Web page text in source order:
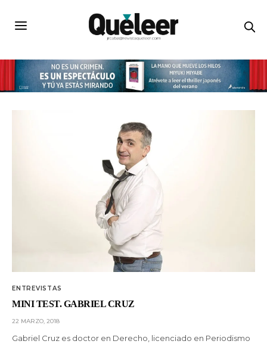
ENTREVISTAS
MINI TEST. GABRIEL CRUZ
22 MARZO, 2018
Gabriel Cruz es doctor en Derecho, licenciado en Periodismo